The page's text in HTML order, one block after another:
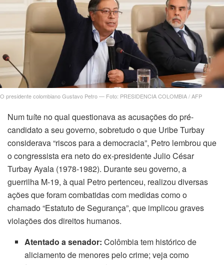
O presidente colombiano Gustavo Petro — Foto: PRESIDENCIA COLOMBIA / AFP
Num tuíte no qual questionava as acusações do pré-
candidato a seu governo, sobretudo o que Uribe Turbay
considerava “riscos para a democracia”, Petro lembrou que
o congressista era neto do ex-presidente Julio César
Turbay Ayala (1978-1982). Durante seu governo, a
guerrilha M-19, à qual Petro pertenceu, realizou diversas
ações que foram combatidas com medidas como o
chamado “Estatuto de Segurança”, que implicou graves
violações dos direitos humanos.
Atentado a senador:Colômbia tem histórico de
aliciamento de menores pelo crime; veja como